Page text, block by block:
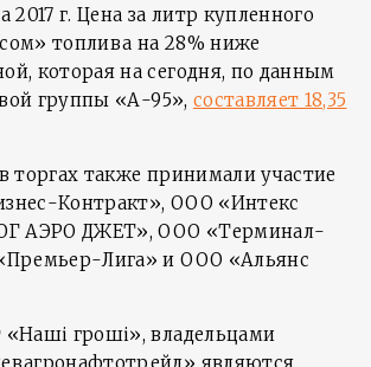
2017 г. Цена за литр купленного
топлива на 28% ниже
которая на сегодня, по данным
группы «А-95», составляет 18,35
торгах также принимали участие
Контракт», ООО «Интекс
АЭРО ДЖЕТ», ООО «Терминал-
Лига» и ООО «Альянс
гроші», владельцами